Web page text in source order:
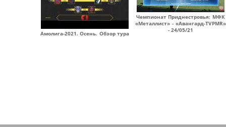
Амолига-2021. Осень. Обзор тура
Чемпионат Приднестровья: МФК
«Металлист» - «Авангард-TVPMR»
- 24/05/21